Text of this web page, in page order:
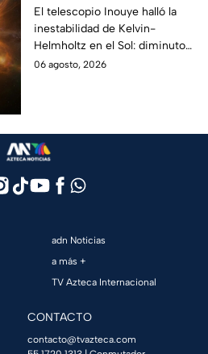
un telescopio en
Hawái: explica las
tormentas solares que
afectan a la Tierra
El telescopio Inouye halló la
inestabilidad de Kelvin-
Helmholtz en el Sol: diminutos
remolinos que explicarían el
06 agosto, 2026
adn Noticias
a más +
TV Azteca Internacional
CONTACTO
contacto@tvazteca.com